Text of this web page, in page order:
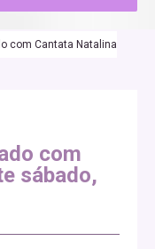
com Cantata Natalina
com
sábado,